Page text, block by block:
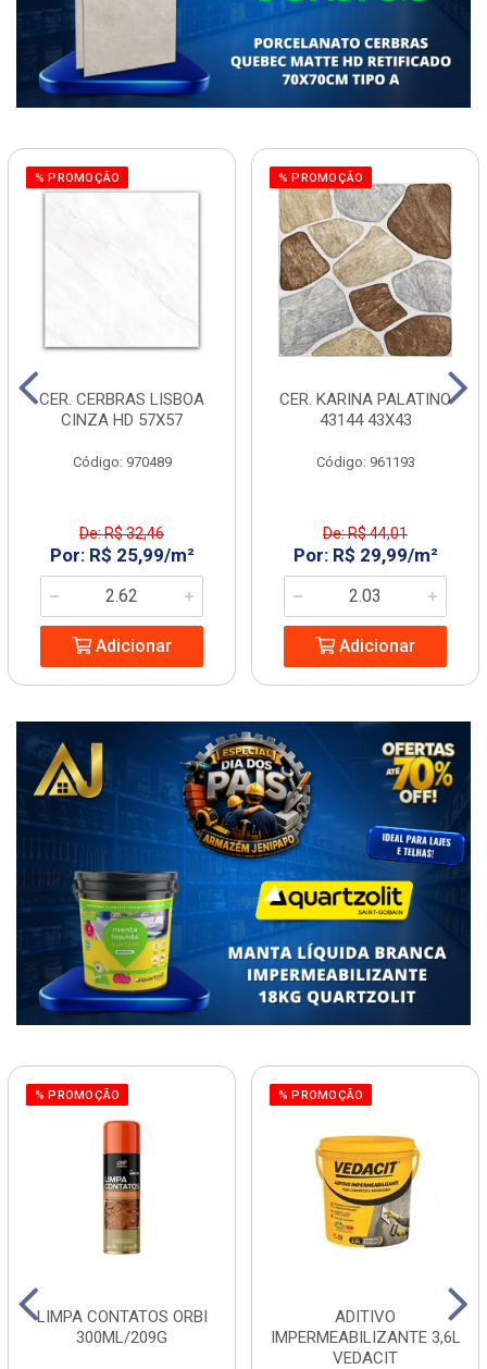
% PROMOÇÃO
CER. CERBRAS LISBOA
CINZA HD 57X57
Código: 970489
De: R$ 32,46
Por: R$ 25,99/m²
Adicionar
% PROMOÇÃO
CER. KARINA PALATINO
43144 43X43
Código: 961193
De: R$ 44,01
Por: R$ 29,99/m²
Adicionar
% PROMOÇÃO
LIMPA CONTATOS ORBI
300ML/209G
% PROMOÇÃO
ADITIVO
IMPERMEABILIZANTE 3,6L
VEDACIT